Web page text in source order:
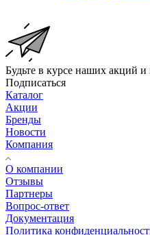
Будьте в курсе наших акций и
Подписаться
Каталог
Акции
Бренды
Новости
Компания
О компании
Отзывы
Партнеры
Вопрос-ответ
Документация
Политика